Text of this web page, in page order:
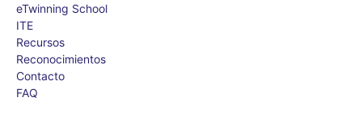
eTwinning School
ITE
Recursos
Reconocimientos
Contacto
FAQ